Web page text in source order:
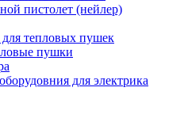
пистолет (нейлер)
тепловых пушек
пушки
для электрика